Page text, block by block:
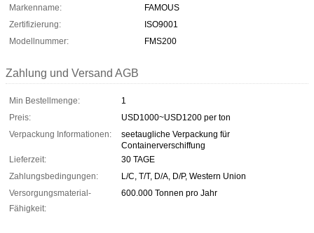
Markenname:
FAMOUS
Zertifizierung:
ISO9001
Modellnummer:
FMS200
Zahlung und Versand AGB
Min Bestellmenge:
1
Preis:
USD1000~USD1200 per ton
Verpackung Informationen:
seetaugliche Verpackung für
Containerverschiffung
Lieferzeit:
30 TAGE
Zahlungsbedingungen:
L/C, T/T, D/A, D/P, Western Union
Versorgungsmaterial-
Fähigkeit:
600.000 Tonnen pro Jahr